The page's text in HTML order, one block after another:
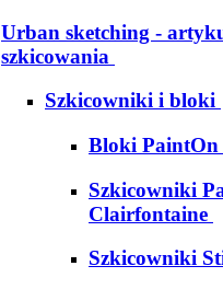
Urban sketching -
szkicowania
Szkicowniki i bloki
Bloki PaintOn
Szkicowniki
Clairfontaine
Szkicowniki